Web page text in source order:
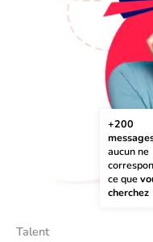
+200
aucun ne
ce que
cherchez
Talent